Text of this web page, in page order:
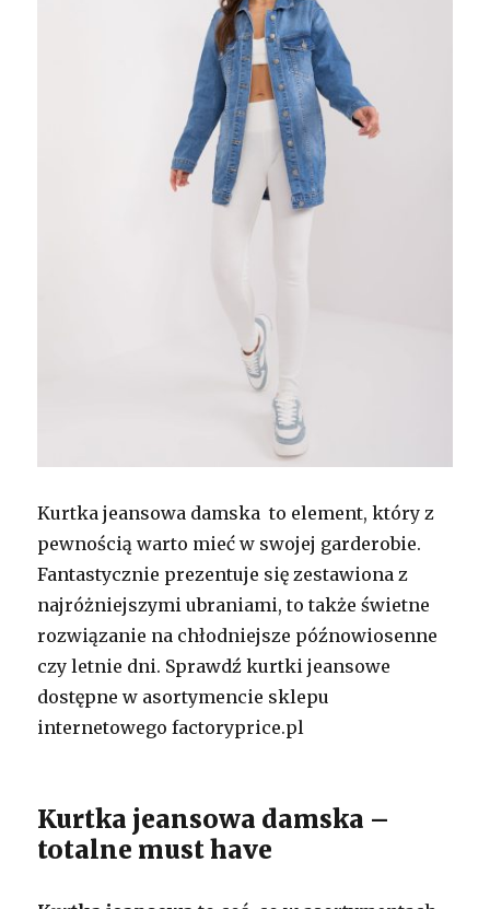
Kurtka jeansowa damska to element, który z
pewnością warto mieć w swojej garderobie.
Fantastycznie prezentuje się zestawiona z
najróżniejszymi ubraniami, to także świetne
rozwiązanie na chłodniejsze późnowiosenne
czy letnie dni. Sprawdź kurtki jeansowe
dostępne w asortymencie sklepu
internetowego factoryprice.pl
Kurtka jeansowa damska –
totalne must have